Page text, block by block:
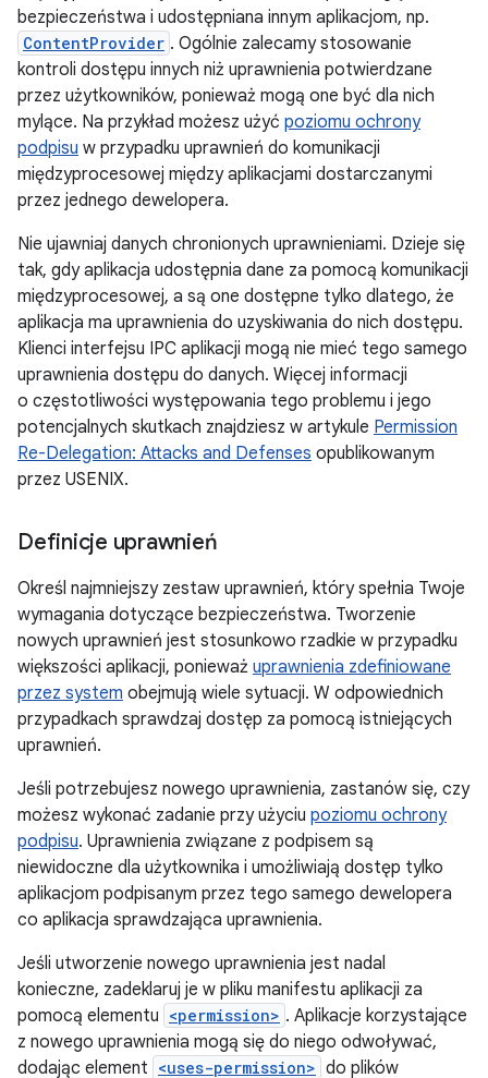
bezpieczeństwa i udostępniana innym aplikacjom, np.
ContentProvider . Ogólnie zalecamy stosowanie
kontroli dostępu innych niż uprawnienia potwierdzane
przez użytkowników, ponieważ mogą one być dla nich
mylące. Na przykład możesz użyć poziomu ochrony
podpisu w przypadku uprawnień do komunikacji
międzyprocesowej między aplikacjami dostarczanymi
przez jednego dewelopera.
Nie ujawniaj danych chronionych uprawnieniami. Dzieje się
tak, gdy aplikacja udostępnia dane za pomocą komunikacji
międzyprocesowej, a są one dostępne tylko dlatego, że
aplikacja ma uprawnienia do uzyskiwania do nich dostępu.
Klienci interfejsu IPC aplikacji mogą nie mieć tego samego
uprawnienia dostępu do danych. Więcej informacji
o częstotliwości występowania tego problemu i jego
potencjalnych skutkach znajdziesz w artykule Permission
Re-Delegation: Attacks and Defenses opublikowanym
przez USENIX.
Definicje uprawnień
Określ najmniejszy zestaw uprawnień, który spełnia Twoje
wymagania dotyczące bezpieczeństwa. Tworzenie
nowych uprawnień jest stosunkowo rzadkie w przypadku
większości aplikacji, ponieważ uprawnienia zdefiniowane
przez system obejmują wiele sytuacji. W odpowiednich
przypadkach sprawdzaj dostęp za pomocą istniejących
uprawnień.
Jeśli potrzebujesz nowego uprawnienia, zastanów się, czy
możesz wykonać zadanie przy użyciu poziomu ochrony
podpisu. Uprawnienia związane z podpisem są
niewidoczne dla użytkownika i umożliwiają dostęp tylko
aplikacjom podpisanym przez tego samego dewelopera
co aplikacja sprawdzająca uprawnienia.
Jeśli utworzenie nowego uprawnienia jest nadal
konieczne, zadeklaruj je w pliku manifestu aplikacji za
pomocą elementu <permission> . Aplikacje korzystające
z nowego uprawnienia mogą się do niego odwoływać,
dodając element <uses-permission> do plików